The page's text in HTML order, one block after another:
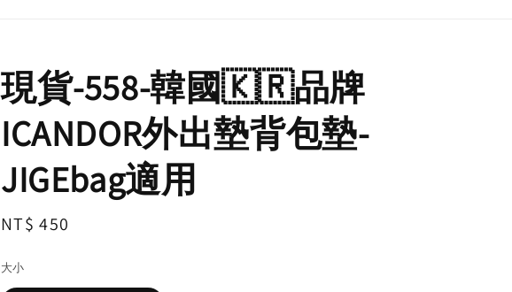
現貨-558-韓國🇰🇷品牌
ICANDOR外出墊背包墊-
JIGEbag適用
Regular
NT$ 450
大小